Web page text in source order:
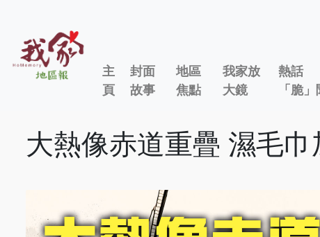
主
頁
封面
故事
地區
焦點
我家放
大鏡
熱話
「脆」
大熱像赤道重疊 濕毛